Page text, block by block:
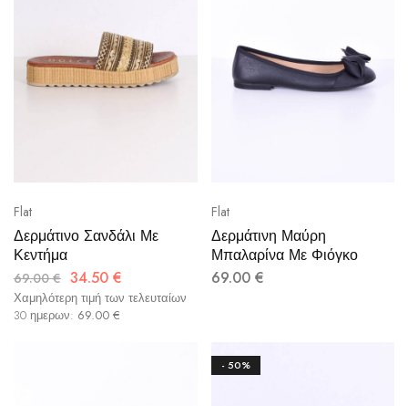
Flat
Δερμάτινο Σανδάλι Με
Κεντήμα
69.00€ 34.50 €
Χαμηλότερη τιμή των τελευταίων
30 ημερων: 69.00 €
Flat
Δερμάτινη Μαύρη
Μπαλαρίνα Με Φιόγκο
69.00 €
- 50%